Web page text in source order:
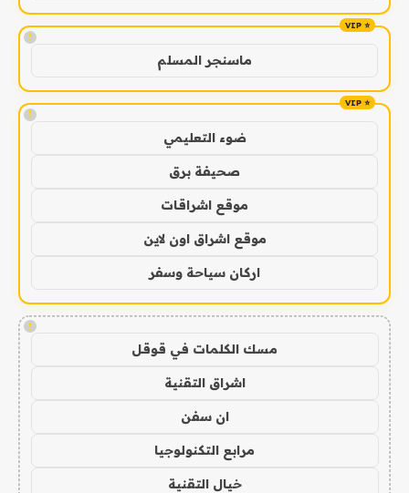
!
ماسنجر المسلم
!
ضوء التعليمي
صحيفة برق
موقع اشراقات
موقع اشراق اون لاين
اركان سياحة وسفر
!
مسك الكلمات في قوقل
اشراق التقنية
ان سفن
مرابع التكنولوجيا
خيال التقنية